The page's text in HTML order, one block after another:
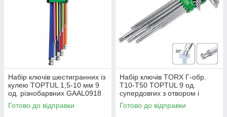
Набір ключів шестигранних із
кулею TOPTUL 1,5-10 мм 9
од. різнобарвних GAAL0918
Готово до відправки
Набір ключів TORX Г-обр.
T10-T50 TOPTUL 9 од.
супердовгих з отвором і
кулею GAAL0928
Готово до відправки